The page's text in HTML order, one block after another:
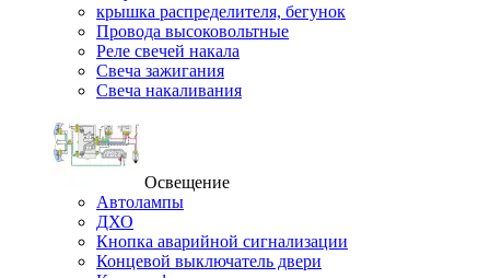
крышка распределителя, бегунок
Провода высоковольтные
Реле свечей накала
Свеча зажигания
Свеча накаливания
Освещение
Автолампы
ДХО
Кнопка аварийной сигнализации
Концевой выключатель двери